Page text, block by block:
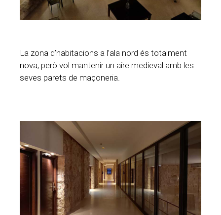
La zona d’habitacions a l’ala nord és totalment
nova, però vol mantenir un aire medieval amb les
seves parets de maçoneria.